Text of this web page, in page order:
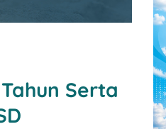
Serta